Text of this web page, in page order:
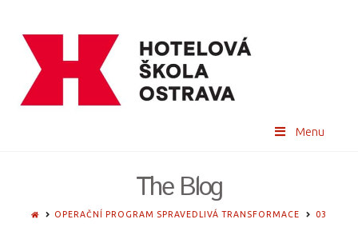
Menu
The Blog
HOMEOPERAČNÍ PROGRAM SPRAVEDLIVÁ TRANSFORMACE 03